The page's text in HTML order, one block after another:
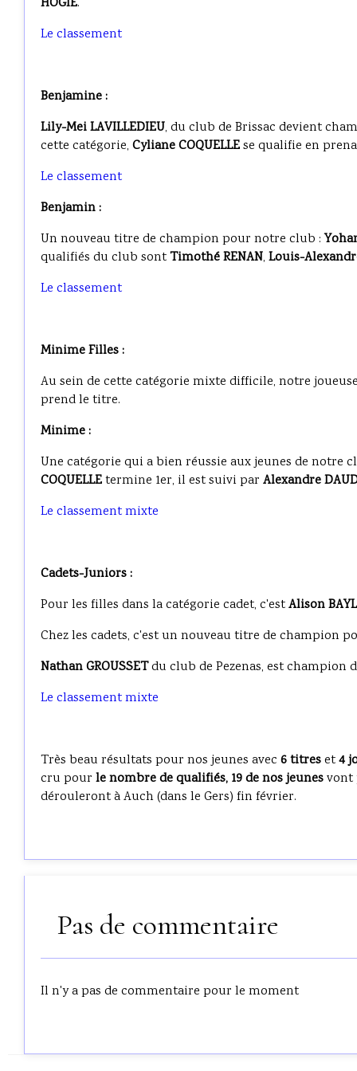
Le classement
Benjamine :
Lily-Mei LAVILLEDIEU, du club de Brissac devient
cette catégorie, Cyliane COQUELLEse qualifie en
Le classement
Benjamin :
Un nouveau titre de champion pour notre club :
qualifiés du club sontTimothé RENAN, Louis-
Le classement
Minime Filles :
Au sein de cette catégorie mixte difficile, notre
prend le titre.
Minime :
Une catégorie qui a bien réussie aux jeunes de
COQUELLEtermine 1er, il est suivi par Alexandre
Le classement mixte
Cadets-Juniors :
Pour les filles dans la catégorie cadet, c'estAlison
Chez les cadets, c'est un nouveau titre de champion
Nathan GROUSSETdu club de Pezenas, est champion
Le classement mixte
Très beau résultats pour nos jeunes avec 6 titreset4
cru pour le nombre de qualifiés, 19 de nos jeunesvont
dérouleront à Auch (dans le Gers) fin février.
Pas de commentaire
Il n'y a pas de commentaire pour le moment